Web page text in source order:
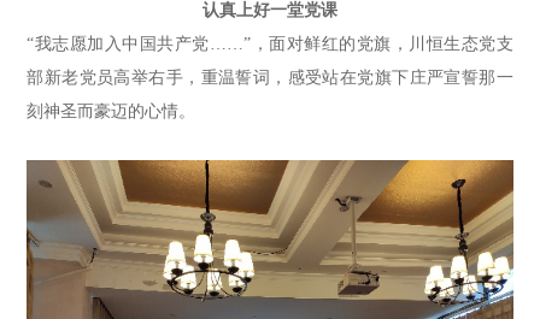
认真上好一堂党课
“我志愿加入中国共产党……” ，面对鲜红的党旗， 川恒生态党支
部新老党员高举右手，重温誓词，感受站在党旗下庄严宣誓那一
刻神圣而豪迈的心情。